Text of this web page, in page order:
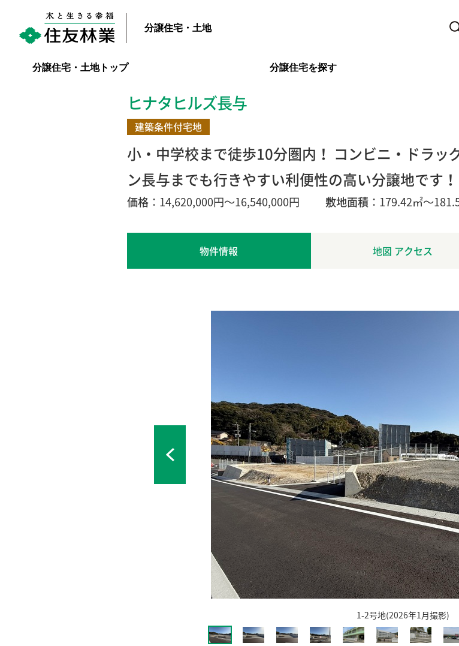
分譲住宅・土地
分譲住宅・土地トップ 分譲住宅を探す
ヒナタヒルズ長与
建築条件付宅地
小・中学校まで徒歩10分圏内！ コンビニ・ドラッ
ン長与までも行きやすい利便性の高い分譲地です！
価格 ：14,620,000円～16,540,000円 敷地面積 ：179.42㎡～
物件情報 地図 アクセス
1-2号地(2026年1月撮影)
長崎県西彼杵郡長与町丸田郷字二反田97番3外 交通
JR
「
長与保育園約650m～680m(徒歩 約9分)
14,620,000円～16,540,000円
最多価格帯 − 総区画数
販売戸数
無 地目
市街化調整区域 建ぺい率
取引態様